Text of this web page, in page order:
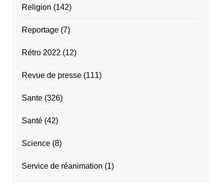
Religion (142)
Reportage(7)
Rétro 2022 (12)
Revue de presse(111)
Sante(326)
Santé(42)
Science(8)
Service de réanimation (1)